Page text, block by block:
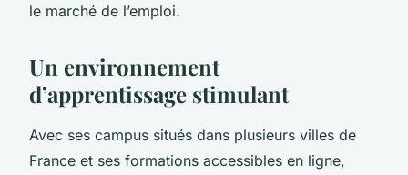
le marché de l’emploi.
Un environnement
d’apprentissage stimulant
Avec ses campus situés dans plusieurs villes de
France et ses formations accessibles en ligne,